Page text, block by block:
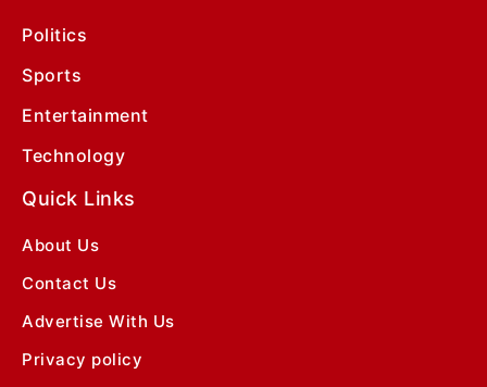
Politics
Sports
Entertainment
Technology
Quick Links
About Us
Contact Us
Advertise With Us
Privacy policy